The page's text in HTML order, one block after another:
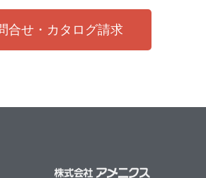
合せ・カタログ請求